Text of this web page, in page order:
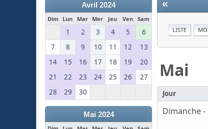
Avril 2024
Dim Lun Mar Mer Jeu Ven Sam
1 2 3 4 5
6
7
8 9 10 11 12
13
14
15 16 17 18 19
20
21
22 23 24 25 26
27
28
29 30
Mai 2024
«
LISTE
Mai
Jour
Dimanche -